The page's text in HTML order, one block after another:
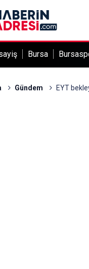
Bursa
Gündem EYT